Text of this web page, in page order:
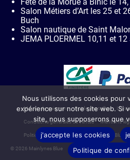
Fête de la Morue à Binic le
Salon Métiers d’Art les 25 et
Buch
Salon nautique de Saint
JEMA PLOERMEL 10,11 et
Moyen de paiement Guide des tailles
Conditions générales de ventes Mentions
Politique de confidentialité de Mainlynes Blue
© 2026 Mainlynes Blue
Nous utilisons des cookies pour
expérience sur notre site web. Si
site, nous supposerons que
j'accepte les cookies
Politique de